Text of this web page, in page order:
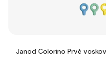
Janod Colorino Prvé